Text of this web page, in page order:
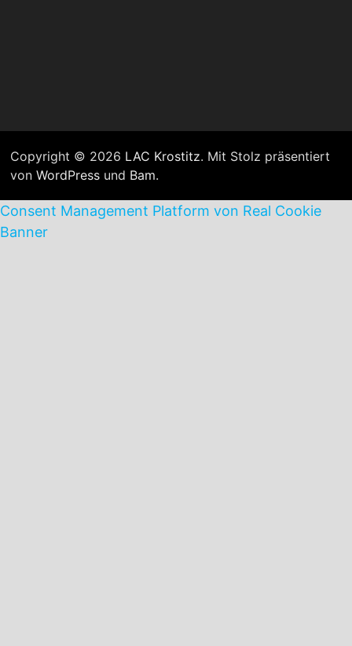
Copyright © 2026 LAC Krostitz. Mit Stolz präsentiert
von WordPressund Bam.
Consent Management Platform von Real Cookie
Banner